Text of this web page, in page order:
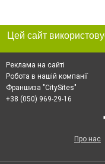
Реклама на сайті
Робота в нашій компанії
Франшиза "CitySites"
+38 (050) 969-29-16
Про нас